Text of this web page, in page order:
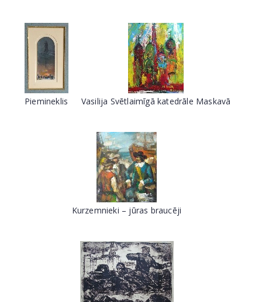
Piemineklis Vasilija Svētlaimīgā katedrāle Maskavā
Kurzemnieki – jūras braucēji